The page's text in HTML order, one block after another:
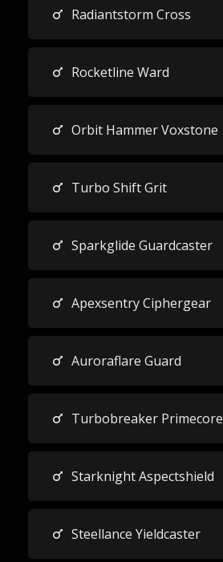
Radiantstorm Cross
Rocketline Ward
Orbit Hammer Voxstone
Turbo Shift Grit
Sparkglide Guardcaster
Apexsentry Ciphergear
Auroraflare Guard
Turbobreaker Primecore
Starknight Aspectshield
Steellance Yieldcaster